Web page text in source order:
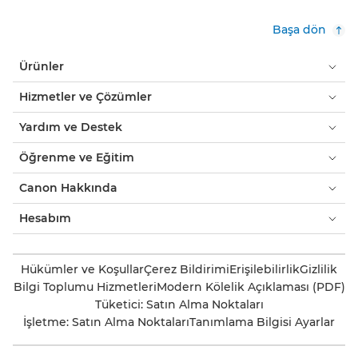
Başa dön
Ürünler
Hizmetler ve Çözümler
Yardım ve Destek
Öğrenme ve Eğitim
Canon Hakkında
Hesabım
Hükümler ve KoşullarÇerez BildirimiErişilebilirlikGizlilik
Bilgi Toplumu HizmetleriModern Kölelik Açıklaması (PDF)
Tüketici: Satın Alma Noktaları
İşletme: Satın Alma NoktalarıTanımlama Bilgisi Ayarlar